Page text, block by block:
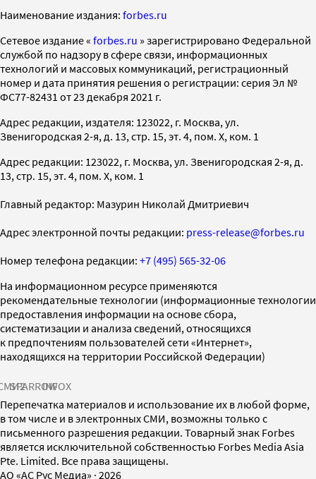
Наименование издания: forbes.ru
Cетевое издание « forbes.ru » зарегистрировано Федеральной
службой по надзору в сфере связи, информационных
технологий и массовых коммуникаций, регистрационный
номер и дата принятия решения о регистрации: серия Эл №
ФС77-82431 от 23 декабря 2021 г.
Адрес редакции, издателя: 123022, г. Москва, ул.
Звенигородская 2-я, д. 13, стр. 15, эт. 4, пом. X, ком. 1
Адрес редакции: 123022, г. Москва, ул. Звенигородская 2-я, д.
13, стр. 15, эт. 4, пом. X, ком. 1
Главный редактор: Мазурин Николай Дмитриевич
Адрес электронной почты редакции: press-release@forbes.ru
Номер телефона редакции: +7 (495) 565-32-06
На информационном ресурсе применяются
рекомендательные технологии (информационные технологии
предоставления информации на основе сбора,
систематизации и анализа сведений, относящихся
к предпочтениям пользователей сети «Интернет»,
находящихся на территории Российской Федерации)
SPARROWINFOX
Перепечатка материалов и использование их в любой форме,
в том числе и в электронных СМИ, возможны только с
письменного разрешения редакции. Товарный знак Forbes
является исключительной собственностью Forbes Media Asia
Pte. Limited. Все права защищены.
AO «АС Рус Медиа» · 2026